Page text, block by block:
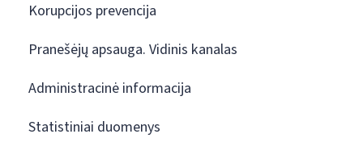
Korupcijos prevencija
Pranešėjų apsauga. Vidinis kanalas
Administracinė informacija
Statistiniai duomenys